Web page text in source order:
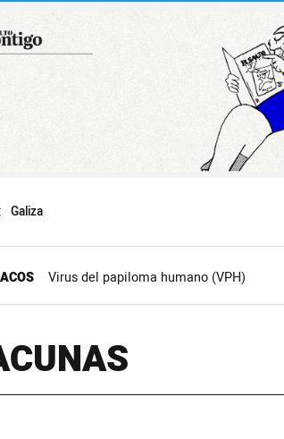
Virus del papiloma humano (VPH)